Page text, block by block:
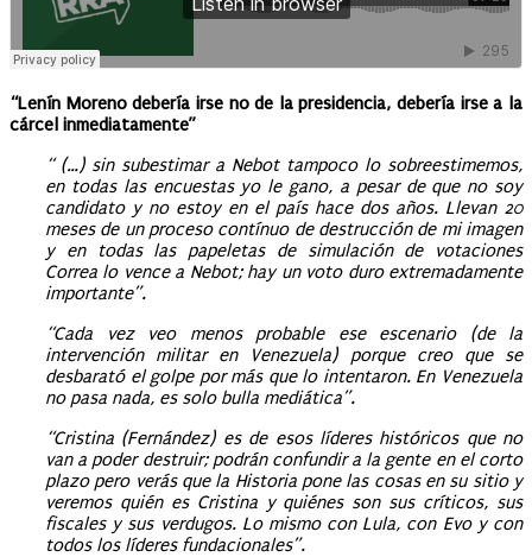
“Lenín Moreno debería irse no de la presidencia, debería irse a la
cárcel inmediatamente”
“ (…) sin subestimar a Nebot tampoco lo sobreestimemos,
en todas las encuestas yo le gano, a pesar de que no soy
candidato y no estoy en el país hace dos años. Llevan 20
meses de un proceso contínuo de destrucción de mi imagen
y en todas las papeletas de simulación de votaciones
Correa lo vence a Nebot; hay un voto duro extremadamente
importante”.
“Cada vez veo menos probable ese escenario (de la
intervención militar en Venezuela) porque creo que se
desbarató el golpe por más que lo intentaron. En Venezuela
no pasa nada, es solo bulla mediática”.
“Cristina (Fernández) es de esos líderes históricos que no
van a poder destruir; podrán confundir a la gente en el corto
plazo pero verás que la Historia pone las cosas en su sitio y
veremos quién es Cristina y quiénes son sus críticos, sus
fiscales y sus verdugos. Lo mismo con Lula, con Evo y con
todos los líderes fundacionales”.